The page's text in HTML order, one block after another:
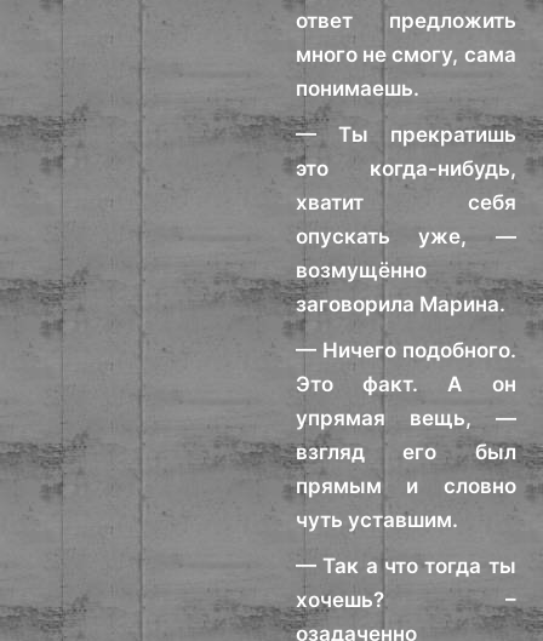
ответ предложить
много не смогу, сама
понимаешь.
— Ты прекратишь
это когда-нибудь,
хватит себя
опускать уже, —
возмущённо
заговорила Марина.
— Ничего подобного.
Это факт. А он
упрямая вещь, —
взгляд его был
прямым и словно
чуть уставшим.
— Так а что тогда ты
хочешь? –
озадаченно